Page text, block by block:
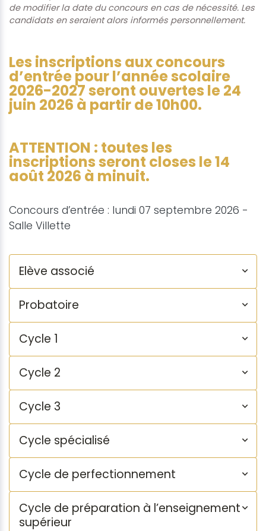
de modifier la date du concours en cas de nécessité. Les
candidats en seraient alors informés personnellement.
Les inscriptions aux concours
d’entrée pour l’année scolaire
2026-2027 seront ouvertes le 24
juin 2026 à partir de 10h00.
ATTENTION : toutes les
inscriptions seront closes le 14
août 2026 à minuit.
Concours d’entrée : lundi 07 septembre 2026 -
Salle Villette
Elève associé
Probatoire
Cycle 1
Cycle 2
Cycle 3
Cycle spécialisé
Cycle de perfectionnement
Cycle de préparation à l’enseignement
supérieur